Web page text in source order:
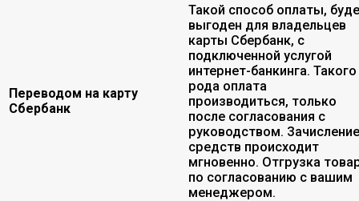
Переводом на карту
Сбербанк
Такой способ оплаты,
выгоден для владельцев
карты Сбербанк, с
подключенной услугой
интернет-банкинга. Такого
рода оплата
производиться, только
после согласования с
руководством. Зачисление
средств происходит
мгновенно. Отгрузка
по согласованию с вашим
менеджером.